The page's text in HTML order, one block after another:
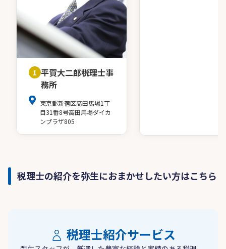
1 平賀大二郎税理士事
務所
東京都新宿区高田馬場1丁
目31番8号高田馬場ダイカ
ンプラザ805
税理士の紹介を弥生におまかせしたい方はこちら
税理士紹介サービス